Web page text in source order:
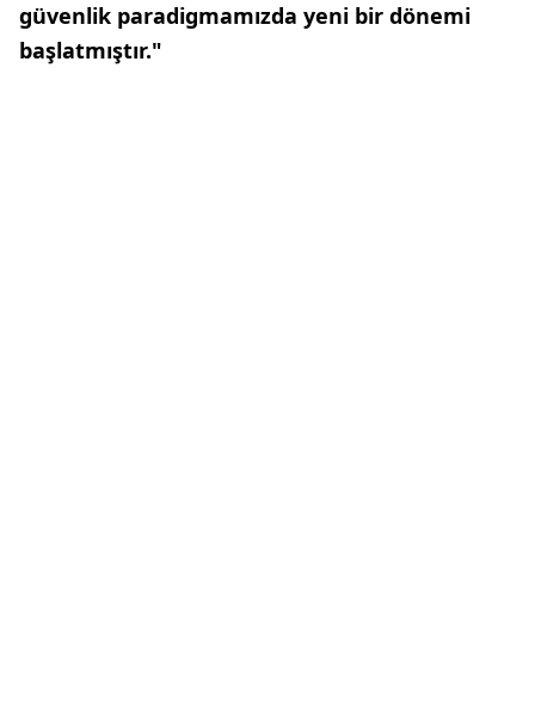
güvenlik paradigmamızda yeni bir dönemi
başlatmıştır."